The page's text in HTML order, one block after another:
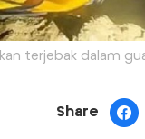
terjebak dalam
Share